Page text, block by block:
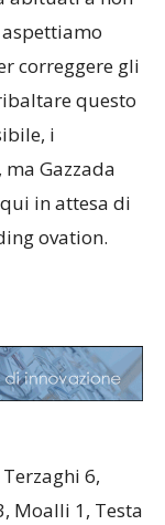
correggere gli
questo
i
Gazzada
in attesa di
ovation.
6,
Moalli 1, Testa